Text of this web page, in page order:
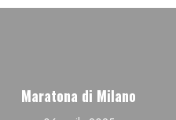
Maratona di Milano